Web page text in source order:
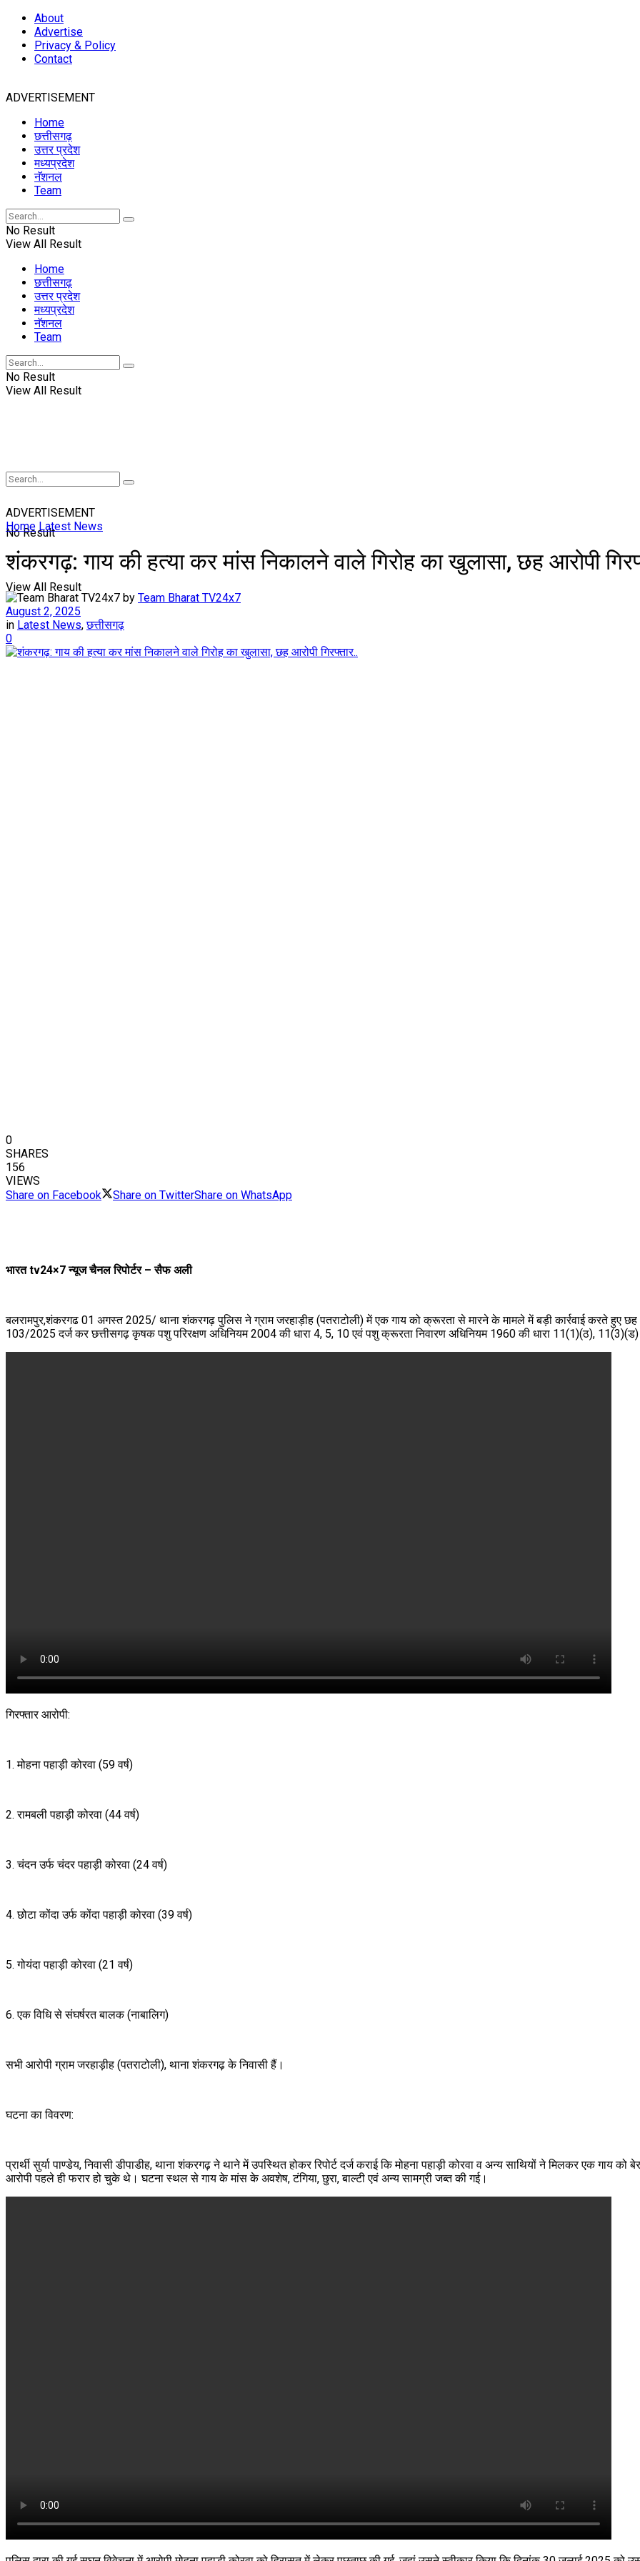
About
Advertise
Privacy & Policy
Contact
ADVERTISEMENT
Home
छत्तीसगढ़
उत्तर प्रदेश
मध्यप्रदेश
नॅशनल
Team
No Result
View All Result
Home
छत्तीसगढ़
उत्तर प्रदेश
मध्यप्रदेश
नॅशनल
Team
No Result
View All Result
No Result
View All Result
ADVERTISEMENT
Home Latest News
शंकरगढ़: गाय की हत्या कर मांस निकालने वाले गिरोह का खुलासा, छह आरोपी
by Team Bharat TV24x7
August 2, 2025
in Latest News,छत्तीसगढ़
0
0
SHARES
156
VIEWS
Share on Facebook
Share on TwitterShare on WhatsApp
भारत tv24×7 न्यूज चैनल रिपोर्टर – सैफ अली
बलरामपुर,शंकरगढ 01 अगस्त 2025/ थाना शंकरगढ़ पुलिस ने ग्राम जरहाड़ीह (पतराटोली) में एक गाय को क्रूरता से मारने के मामले में बड़ी कार्रवाई करते हुए
103/2025 दर्ज कर छत्तीसगढ़ कृषक पशु परिरक्षण अधिनियम 2004 की धारा 4, 5, 10 एवं पशु क्रूरता निवारण अधिनियम 1960 की धारा 11(1)(ठ), 11(3)(ड)
गिरफ्तार आरोपी:
1. मोहना पहाड़ी कोरवा (59 वर्ष)
2. रामबली पहाड़ी कोरवा (44 वर्ष)
3. चंदन उर्फ चंदर पहाड़ी कोरवा (24 वर्ष)
4. छोटा कोंदा उर्फ कोंदा पहाड़ी कोरवा (39 वर्ष)
5. गोयंदा पहाड़ी कोरवा (21 वर्ष)
6. एक विधि से संघर्षरत बालक (नाबालिग)
सभी आरोपी ग्राम जरहाड़ीह (पतराटोली), थाना शंकरगढ़ के निवासी हैं।
घटना का विवरण:
प्रार्थी सुर्या पाण्डेय, निवासी डीपाडीह, थाना शंकरगढ़ ने थाने में उपस्थित होकर रिपोर्ट दर्ज कराई कि मोहना पहाड़ी कोरवा व अन्य साथियों ने मिलकर एक गाय
आरोपी पहले ही फरार हो चुके थे। घटना स्थल से गाय के मांस के अवशेष, टंगिया, छुरा, बाल्टी एवं अन्य सामग्री जब्त की गई।